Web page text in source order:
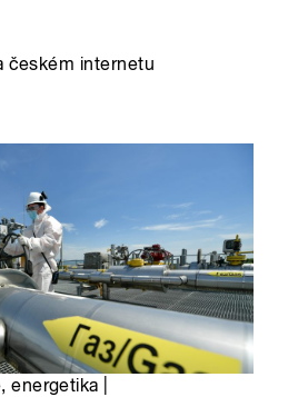
českém internetu
|